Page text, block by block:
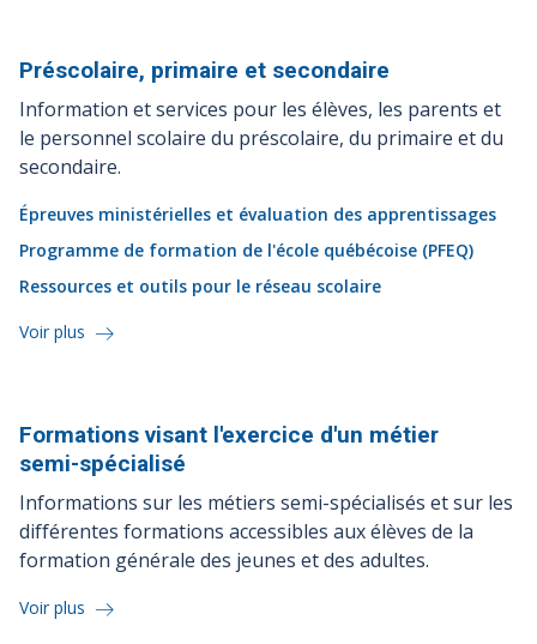
Préscolaire, primaire et secondaire
Information et services pour les élèves, les parents et
le personnel scolaire du préscolaire, du primaire et du
secondaire.
Épreuves ministérielles et évaluation des apprentissages
Programme de formation de l'école québécoise (PFEQ)
Ressources et outils pour le réseau scolaire
Voir plus
Formations visant l'exercice d'un métier
semi-spécialisé
Informations sur les métiers semi-spécialisés et sur les
différentes formations accessibles aux élèves de la
formation générale des jeunes et des adultes.
Voir plus